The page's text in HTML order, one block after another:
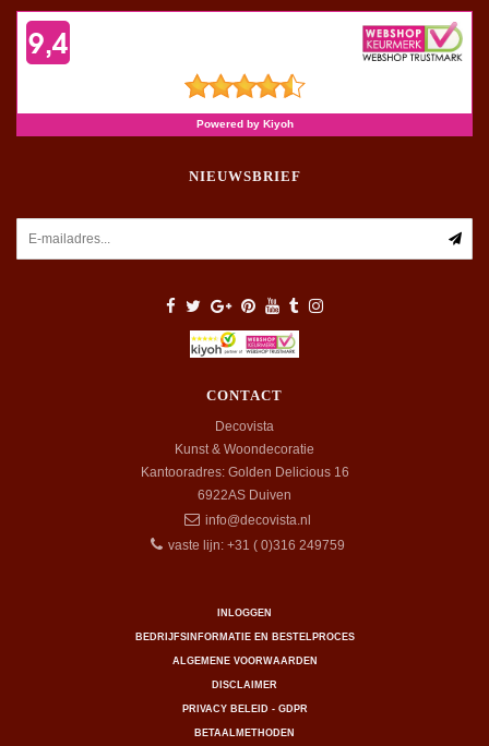
NIEUWSBRIEF
CONTACT
Decovista
Kunst & Woondecoratie
Kantooradres: Golden Delicious 16
6922AS Duiven
info@decovista.nl
vaste lijn: +31 ( 0)316 249759
INLOGGEN
BEDRIJFSINFORMATIE EN BESTELPROCES
ALGEMENE VOORWAARDEN
DISCLAIMER
PRIVACY BELEID - GDPR
BETAALMETHODEN